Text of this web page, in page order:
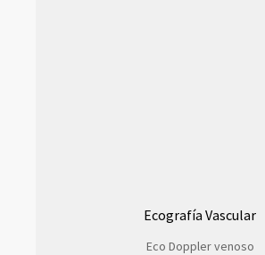
Ecografía Vascular
Eco Doppler venoso